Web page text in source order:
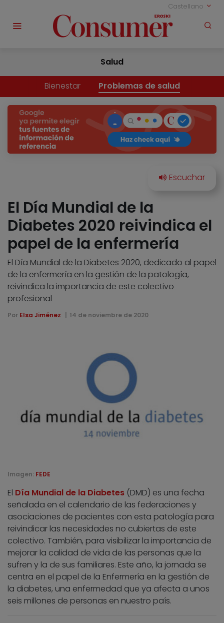
Castellano
Salud
Bienestar Problemas de salud
El Día Mundial de la
Diabetes 2020 reivindica el
papel de la enfermería
El Día Mundial de la Diabetes 2020, dedicado al papel
de la enfermería en la gestión de la patología,
reivindica la importancia de este colectivo
profesional
Por Elsa Jiménez 14 de noviembre de 2020
Imagen: FEDE
El Día Mundial de la Diabetes (DMD) es una fecha
señalada en el calendario de las federaciones y
asociaciones de pacientes con esta patología para
reivindicar las necesidades no cubiertas de este
colectivo. También, para visibilizar la importancia de
mejorar la calidad de vida de las personas que la
sufren y la de sus familiares. Este año, la jornada se
centra en el papel de la Enfermería en la gestión de
la diabetes, una enfermedad que ya afecta a unos
seis millones de personas en nuestro país.